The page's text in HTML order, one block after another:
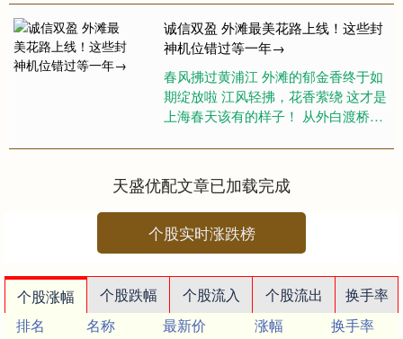
过也要反省一下自己，是否本身的
态....
诚信双盈 外滩最美花路上线！这些封
神机位错过等一年→
春风拂过黄浦江 外滩的郁金香终于如
期绽放啦 江风轻拂，花香萦绕 这才是
上海春天该有的样子！ 从外白渡桥到
带来了花香和泥土的清....
天盛优配文章已加载完成
个股实时涨跌榜
个股涨幅 个股跌幅 个股流入 个股流出
换手率
排名
名称 最新价 涨幅
换手率